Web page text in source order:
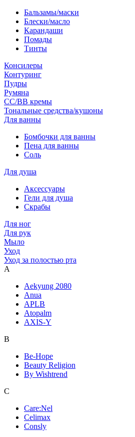
Бальзамы/маски
Блески/масло
Карандаши
Помады
Тинты
Консилеры
Контуринг
Пудры
Румяна
СС/ВВ кремы
Тональные средства/кушоны
Для ванны
Бомбочки для ванны
Пена для ванны
Соль
Для душа
Аксессуары
Гели для душа
Скрабы
Для ног
Для рук
Мыло
Уход
Уход за полостью рта
A
Aekyung 2080
Anua
APLB
Atopalm
AXIS-Y
B
Be-Hope
Beauty Religion
By Wishtrend
C
Care:Nel
Celimax
Consly